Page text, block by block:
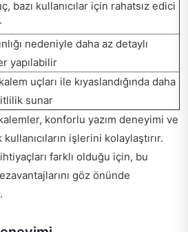
bazı kullanıcılar için rahatsız edici
nedeniyle daha az detaylı
yapılabilir
uçları ile kıyaslandığında daha
sunar
konforlu yazım deneyimi ve
işlerini kolaylaştırır.
farklı olduğu için, bu
göz önünde